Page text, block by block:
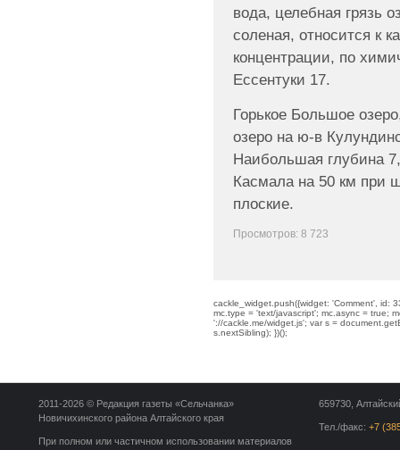
вода, целебная грязь
соленая, относится к
концентрации, по
Ессентуки 17.
Горькое Большое
озеро на ю-в
Наибольшая глубина
Касмала на 50 км при
плоские.
Просмотров: 8 723
cackle_widget.push({widget: 'Comment', id:
mc.type = 'text/javascript'; mc.async = true;
'://cackle.me/widget.js'; var s =
s.nextSibling); })();
659730,
Тел./факс: +7
2011-2026 © Редакция газеты «Сельчанка»
Новичихинского района Алтайского края
При полном или частичном использовании материалов